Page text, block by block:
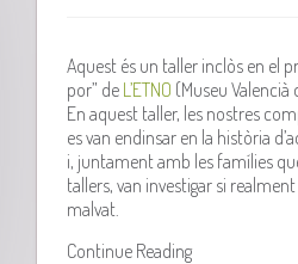
Aquest és un taller inclòs en el
por” de L’ETNO (Museu Valencià
En aquest taller, les nostres
es van endinsar en la història
i, juntament amb les famílies
tallers, van investigar si
malvat.
Continue Reading